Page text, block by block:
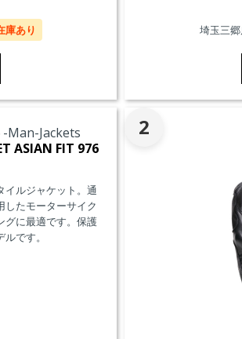
庫あり 埼玉三
ASIAN FIT 976
イルジャケット。通
したモーターサイク
グに最適です。保護
です。
2